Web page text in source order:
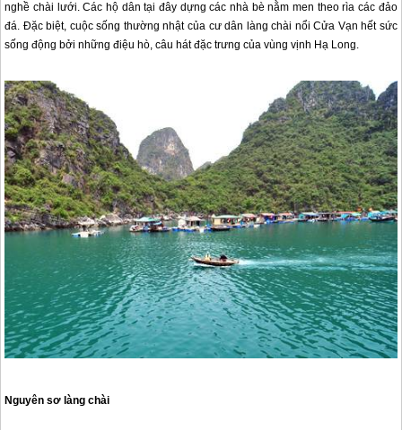
nghề chài lưới. Các hộ dân tại đây dựng các nhà bè nằm men theo rìa các đảo
đá. Đặc biệt, cuộc sống thường nhật của cư dân làng chài nổi Cửa Vạn hết sức
sống động bởi những điệu hò, câu hát đặc trưng của vùng vịnh Hạ Long.
Nguyên sơ làng chài